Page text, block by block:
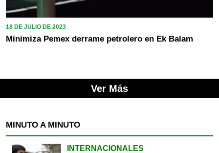
18 DE JULIO DE 2023
Minimiza Pemex derrame petrolero en Ek Balam
Ver Más
MINUTO A MINUTO
INTERNACIONALES